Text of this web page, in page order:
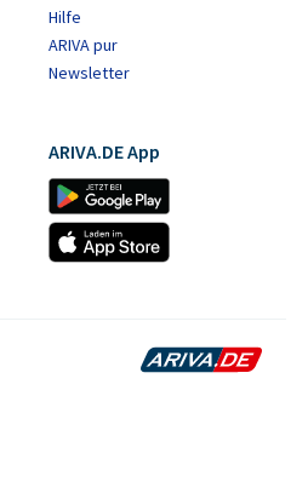
Hilfe
ARIVA pur
Newsletter
ARIVA.DE App